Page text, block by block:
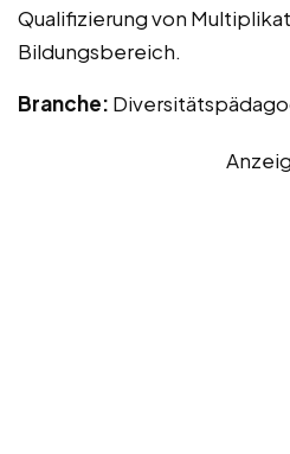
Qualifizierung von
Bildungsbereich.
Branche: